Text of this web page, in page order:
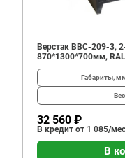
Верстак ВВС-209-3,
870*1300*700мм,
Габариты,
32 560 ₽
В кредит от 1 085/мес
В